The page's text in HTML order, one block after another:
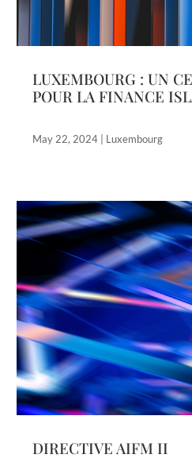
LUXEMBOURG : UN
POUR LA FINANCE
May 22, 2024 Luxembourg
DIRECTIVE AIFM II